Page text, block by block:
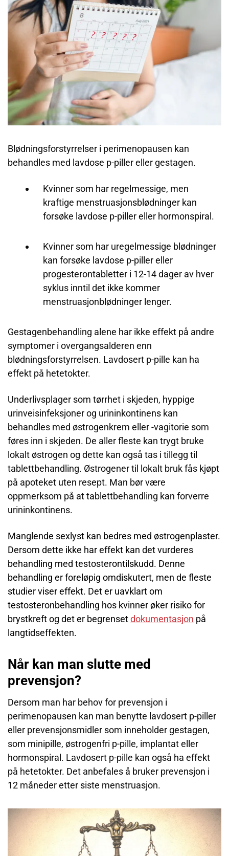
Blødningsforstyrrelser i perimenopausen kan
behandles med lavdose p-piller eller gestagen.
Kvinner som har regelmessige, men
kraftige menstruasjonsblødninger kan
forsøke lavdose p-piller eller hormonspiral.
Kvinner som har uregelmessige blødninger
kan forsøke lavdose p-piller eller
progesterontabletter i 12-14 dager av hver
syklus inntil det ikke kommer
menstruasjonblødninger lenger.
Gestagenbehandling alene har ikke effekt på andre
symptomer i overgangsalderen enn
blødningsforstyrrelsen. Lavdosert p-pille kan ha
effekt på hetetokter.
Underlivsplager som tørrhet i skjeden, hyppige
urinveisinfeksjoner og urininkontinens kan
behandles med østrogenkrem eller -vagitorie som
føres inn i skjeden. De aller fleste kan trygt bruke
lokalt østrogen og dette kan også tas i tillegg til
tablettbehandling. Østrogener til lokalt bruk fås kjøpt
på apoteket uten resept. Man bør være
oppmerksom på at tablettbehandling kan forverre
urininkontinens.
Manglende sexlyst kan bedres med østrogenplaster.
Dersom dette ikke har effekt kan det vurderes
behandling med testosterontilskudd. Denne
behandling er foreløpig omdiskutert, men de fleste
studier viser effekt. Det er uavklart om
testosteronbehandling hos kvinner øker risiko for
brystkreft og det er begrensetdokumentasjon på
langtidseffekten.
Når kan man slutte med
prevensjon?
Dersom man har behov for prevensjon i
perimenopausen kan man benytte lavdosert p-piller
eller prevensjonsmidler som inneholder gestagen,
som minipille, østrogenfri p-pille, implantat eller
hormonspiral. Lavdosert p-pille kan også ha effekt
på hetetokter. Det anbefales å bruker prevensjon i
12 måneder etter siste menstruasjon.